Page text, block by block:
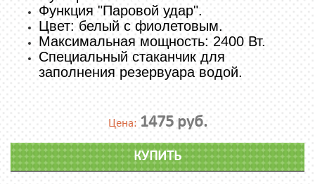
Функция "Паровой удар".
Цвет: белый с фиолетовым.
Максимальная мощность: 2400 Вт.
Специальный стаканчик для
заполнения резервуара водой.
Цена: 1475 руб.
КУПИТЬ